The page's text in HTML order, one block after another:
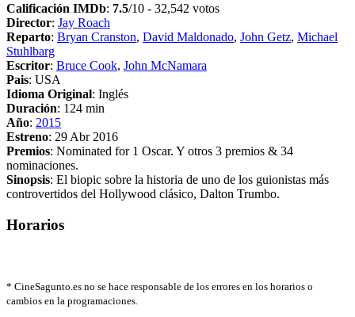
Calificación IMDb: 7.5/10 - 32,542 votos
Director: Jay Roach
Reparto: Bryan Cranston, David Maldonado, John Getz, Michael
Stuhlbarg
Escritor: Bruce Cook, John McNamara
Pais: USA
Idioma Original: Inglés
Duración: 124 min
Año: 2015
Estreno: 29 Abr 2016
Premios: Nominated for 1 Oscar. Y otros 3 premios & 34
nominaciones.
Sinopsis: El biopic sobre la historia de uno de los guionistas más
controvertidos del Hollywood clásico, Dalton Trumbo.
Horarios
* CineSagunto.es no se hace responsable de los errores en los horarios o
cambios en la programaciones.